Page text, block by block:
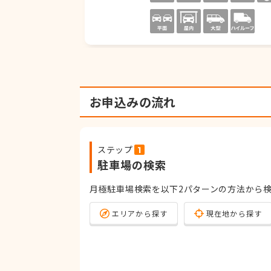
お申込みの流れ
ステップ
駐車場の検索
月極駐車場検索を以下2パターンの方法から
エリアから探す 現在地から探す